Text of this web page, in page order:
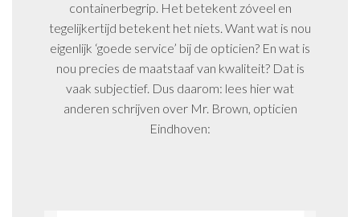
containerbegrip. Het betekent zóveel en
tegelijkertijd betekent het niets. Want wat is nou
eigenlijk ‘goede service’ bij de opticien? En wat is
nou precies de maatstaaf van kwaliteit? Dat is
vaak subjectief. Dus daarom: lees hier wat
anderen schrijven over Mr. Brown, opticien
Eindhoven: